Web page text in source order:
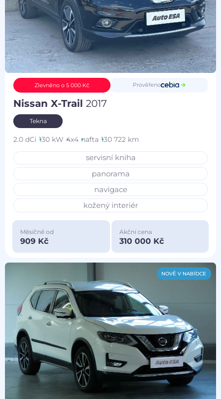
Zlevněno o 5 000 Kč Prověřeno
Nissan X-Trail2017
Tekna
2.0 dCi 130 kW 4x4 nafta 130 722 km
servisní kniha
panorama
navigace
kožený interiér
Měsíčně od
909 Kč
Akční cena
310 000 Kč
NOVĚ V NABÍDCE